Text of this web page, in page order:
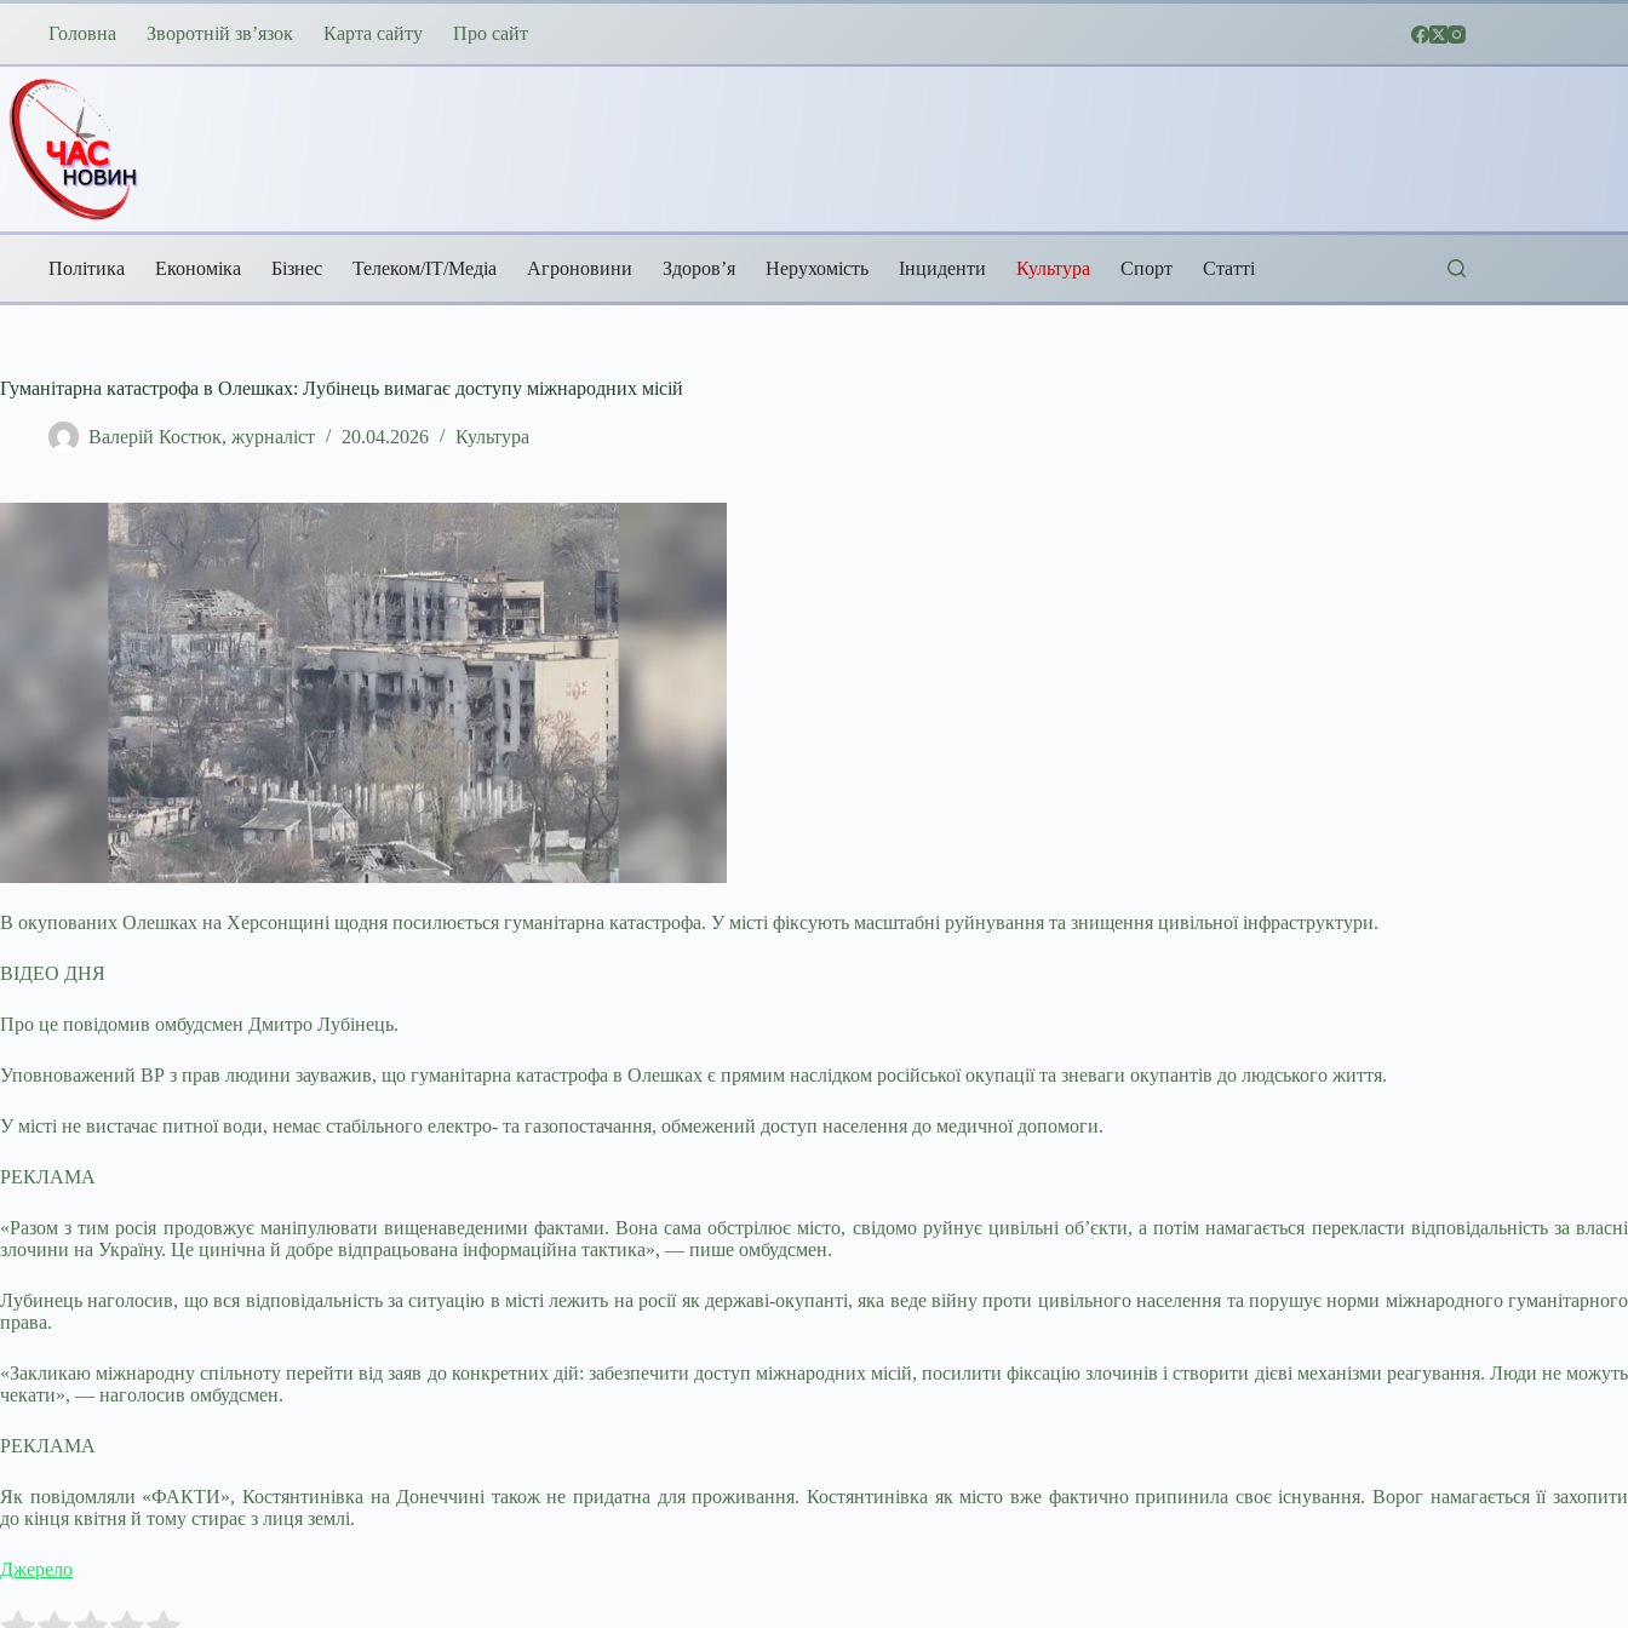
Перейти
Головна Зворотній зв’язок Карта сайту Про сайт
Політика Економіка Бізнес Телеком/ІТ/Медіа Агроновини Здоров’я Нерухомість Інциденти Культура Спорт Статті
Гуманітарна катастрофа в Олешках: Лубінець вимагає доступу міжнародних місій
Валерій Костюк, журналіст 20.04.2026 Культура
В окупованих Олешках на Херсонщині щодня посилюється гуманітарна катастрофа. У місті фіксують масштабні руйнування та знищення цивільної інфраструктури.
ВІДЕО ДНЯ
Про це повідомив омбудсмен Дмитро Лубінець.
Уповноважений ВР з прав людини зауважив, що гуманітарна катастрофа в Олешках є прямим наслідком російської окупації та зневаги окупантів до людського життя.
У місті не вистачає питної води, немає стабільного електро- та газопостачання, обмежений доступ населення до медичної допомоги.
РЕКЛАМА
«Разом з тим росія продовжує маніпулювати вищенаведеними фактами. Вона сама обстрілює місто, свідомо руйнує цивільні об’єкти, а потім намагається перекласти відповідальність за власні
злочини на Україну. Це цинічна й добре відпрацьована інформаційна тактика», — пише омбудсмен.
Лубинець наголосив, що вся відповідальність за ситуацію в місті лежить на росії як державі-окупанті, яка веде війну проти цивільного населення та порушує норми міжнародного гуманітарного
права.
«Закликаю міжнародну спільноту перейти від заяв до конкретних дій: забезпечити доступ міжнародних місій, посилити фіксацію злочинів і створити дієві механізми реагування. Люди не можуть
чекати», — наголосив омбудсмен.
РЕКЛАМА
Як повідомляли «ФАКТИ», Костянтинівка на Донеччині також не придатна для проживання. Костянтинівка як місто вже фактично припинила своє існування. Ворог намагається її захопити
до кінця квітня й тому стирає з лиця землі.
Джерело